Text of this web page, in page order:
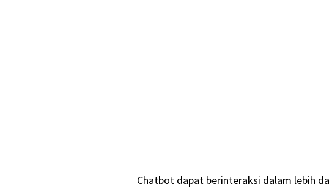
Chatbot dapat berinteraksi dalam lebih